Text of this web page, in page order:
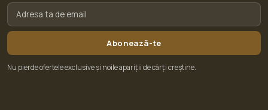
Abonează-te
Nu pierde ofertele exclusive și noile apariții de cărți creștine.